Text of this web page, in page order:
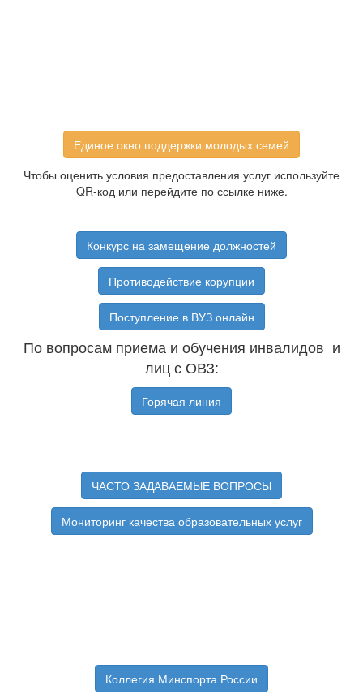
Единое окно поддержки молодых семей
Чтобы оценить условия предоставления услуг используйте
QR-код или перейдите по ссылке ниже.
Конкурс на замещение должностей
Противодействие корупции
Поступление в ВУЗ онлайн
По вопросам приема и обучения инвалидов и
лиц с ОВЗ:
Горячая линия
ЧАСТО ЗАДАВАЕМЫЕ ВОПРОСЫ
Мониторинг качества образовательных услуг
Коллегия Минспорта России